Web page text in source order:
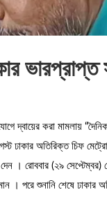
দ্বায়ের করা মামলায়
অতিরিক্ত চিফ
। রোববার (২৯ সেপ্টেম্বর)
। পরে শুনানি শেষে ঢাকার